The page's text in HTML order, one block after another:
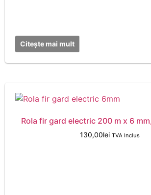
Citește mai mult
Rola fir gard electric 200 m x 6
130,00lei TVA Inclus